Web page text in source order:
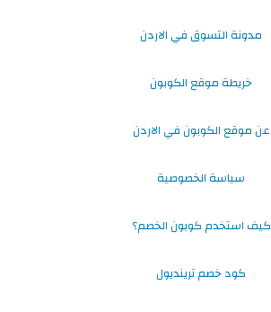
مدونة التسوق في الاردن
خريطة موقع الكوبون
عن موقع الكوبون في الاردن
سياسة الخصوصية
كيف استخدم كوبون الخصم؟
كود خصم ترينديول